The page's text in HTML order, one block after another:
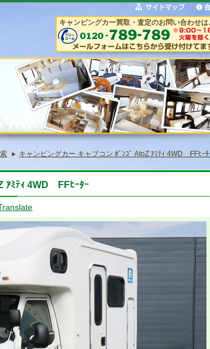
キャンピングカー買取・査定のお問い合わせは
キャンピングカー キャブコン ﾎﾞﾝｺﾞ AtoZ ｱﾐﾃｨ 4WD FFﾋｰﾀ
ｱﾐﾃｨ 4WD FFﾋｰﾀｰ